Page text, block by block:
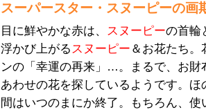
スーパースター・スヌーピーの画
目に鮮やかな赤は、 スヌーピーの首輪
浮かび上がるスヌーピー ＆お花たち
ンの「幸運の再来」…。まるで、お財
あわせの花を探しているようです。
間はいつのまにか終了。もちろん、